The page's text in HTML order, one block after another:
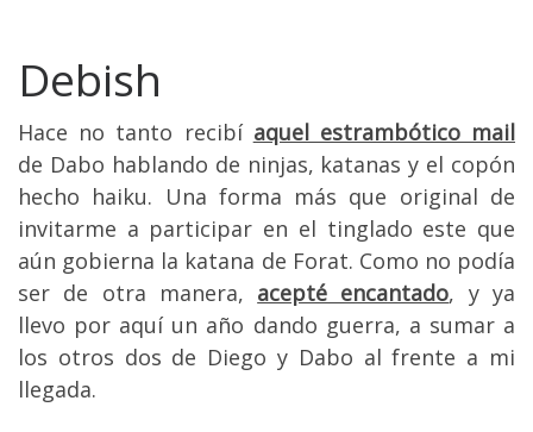
Debish
Hace no tanto recibí aquel estrambótico mail
de Dabo hablando de ninjas, katanas y el copón
hecho haiku. Una forma más que original de
invitarme a participar en el tinglado este que
aún gobierna la katana de Forat. Como no podía
ser de otra manera, acepté encantado, y ya
llevo por aquí un año dando guerra, a sumar a
los otros dos de Diego y Dabo al frente a mi
llegada.